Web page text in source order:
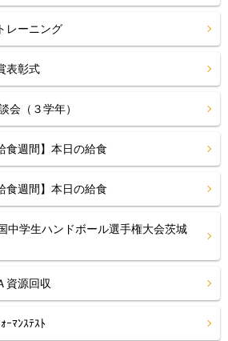
レーニング
表彰式
（３学年）
週間】本日の給食
週間】本日の給食
学生ハンドボール選手権大会茨城
源回収
ﾏﾝｽﾃｽﾄ